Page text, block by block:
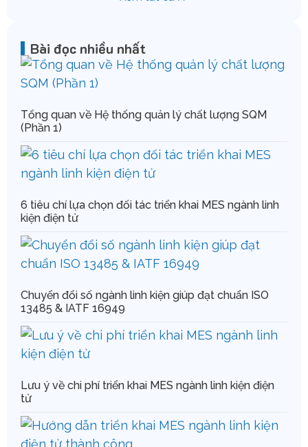
Bài đọc nhiều nhất
Tổng quan về Hệ thống quản lý chất lượng SQM
(Phần 1)
6 tiêu chí lựa chọn đối tác triển khai MES ngành linh
kiện điện tử
Chuyển đổi số ngành linh kiện giúp đạt chuẩn ISO
13485 & IATF 16949
Lưu ý về chi phí triển khai MES ngành linh kiện điện
tử